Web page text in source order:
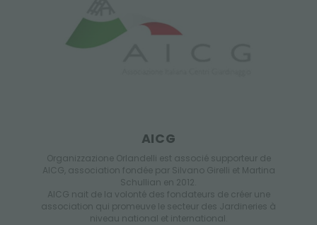
AICG
Organizzazione Orlandelli est associé supporteur de
AICG, association fondée par Silvano Girelli et Martina
Schullian en 2012.
AICG nait de la volonté des fondateurs de créer une
association qui promeuve le secteur des Jardineries à
niveau national et international.